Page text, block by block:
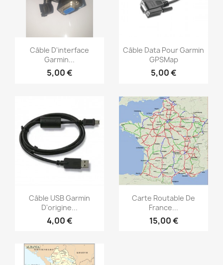
Aperçu rapide
Câble D'interface
Garmin...
5,00 €
Aperçu rapide
Câble Data Pour Garmin
GPSMap
5,00 €
Aperçu rapide
Câble USB Garmin
D'origine...
4,00 €
Aperçu rapide
Carte Routable De
France...
15,00 €